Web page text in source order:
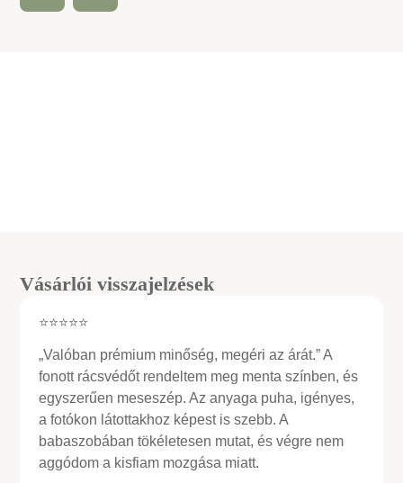
Vásárlói visszajelzések
⭐⭐⭐⭐⭐
„Valóban prémium minőség, megéri az árát.” A
fonott rácsvédőt rendeltem meg menta színben, és
egyszerűen meseszép. Az anyaga puha, igényes,
a fotókon látottakhoz képest is szebb. A
babaszobában tökéletesen mutat, és végre nem
aggódom a kisfiam mozgása miatt.